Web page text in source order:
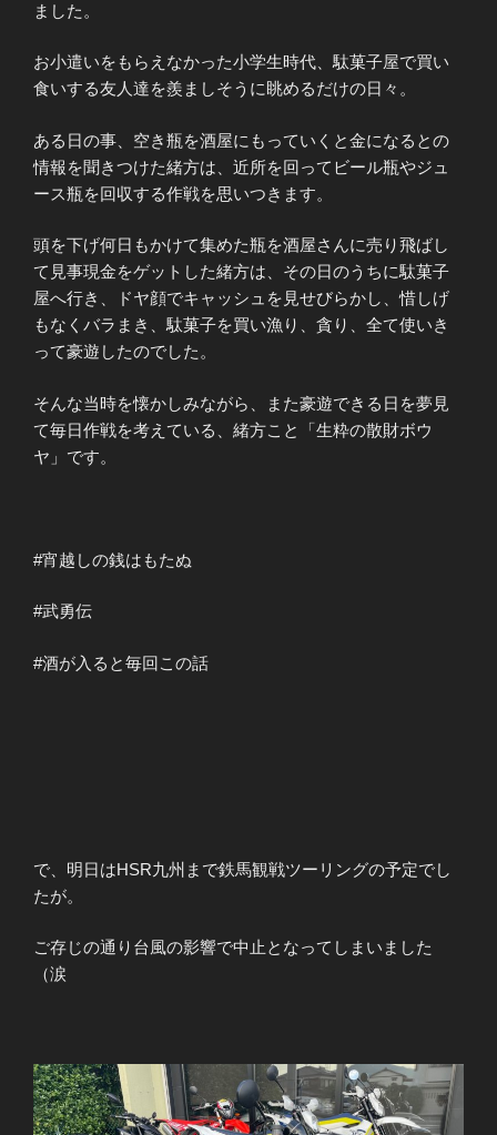
ました。
お小遣いをもらえなかった小学生時代、駄菓子屋で買い
食いする友人達を羨ましそうに眺めるだけの日々。
ある日の事、空き瓶を酒屋にもっていくと金になるとの
情報を聞きつけた緒方は、近所を回ってビール瓶やジュ
ース瓶を回収する作戦を思いつきます。
頭を下げ何日もかけて集めた瓶を酒屋さんに売り飛ばし
て見事現金をゲットした緒方は、その日のうちに駄菓子
屋へ行き、ドヤ顔でキャッシュを見せびらかし、惜しげ
もなくバラまき、駄菓子を買い漁り、貪り、全て使いき
って豪遊したのでした。
そんな当時を懐かしみながら、また豪遊できる日を夢見
て毎日作戦を考えている、緒方こと「生粋の散財ボウ
ヤ」です。
#宵越しの銭はもたぬ
#武勇伝
#酒が入ると毎回この話
で、明日はHSR九州まで鉄馬観戦ツーリングの予定でし
たが。
ご存じの通り台風の影響で中止となってしまいました
（涙